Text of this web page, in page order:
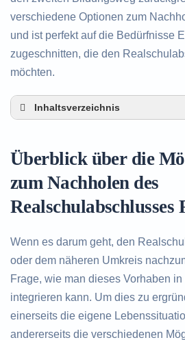
verschiedene Optionen zum
und ist perfekt auf die Bedürfnisse
zugeschnitten, die den
möchten.
Inhaltsverzeichnis
Alternativen zum
Realschulabschlusses in
Realschulabschlusses
Überblick über die
zum Nachholen des
Realschulabschlusses
Wenn es darum geht, den
oder dem näheren Umkreis
Frage, wie man dieses Vorhaben
integrieren kann. Um dies zu
einerseits die eigene
andererseits die verschiedenen